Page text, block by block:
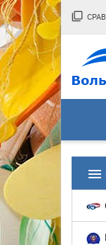
filter_none
menu